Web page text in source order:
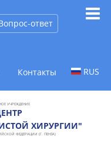
ответ
Контакты RUS
УЧРЕЖДЕНИЕ
ХИРУРГИИ"
ФЕДЕРАЦИИ (Г. ПЕНЗА)